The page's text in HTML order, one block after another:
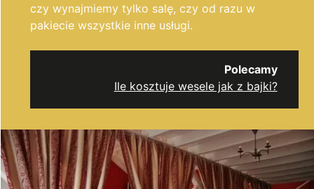
czy wynajmiemy tylko salę, czy od razu w
pakiecie wszystkie inne usługi.
Polecamy
Ile kosztuje wesele jak z bajki?